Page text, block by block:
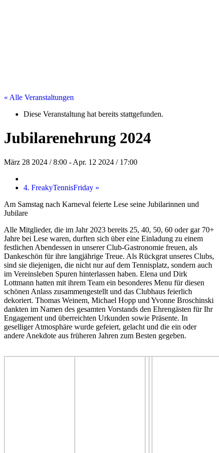
« Alle Veranstaltungen
Diese Veranstaltung hat bereits stattgefunden.
Jubilarenehrung 2024
März 28 2024 / 8:00 - Apr. 12 2024 / 17:00
4. FreakyTennisFriday »
Am Samstag nach Karneval feierte Lese seine Jubilarinnen und
Jubilare
Alle Mitglieder, die im Jahr 2023 bereits 25, 40, 50, 60 oder gar 70+
Jahre bei Lese waren, durften sich über eine Einladung zu einem
festlichen Abendessen in unserer Club-Gastronomie freuen, als
Dankeschön für ihre langjährige Treue. Als Rückgrat unseres Clubs,
sind sie diejenigen, die nicht nur auf dem Tennisplatz, sondern auch
im Vereinsleben Spuren hinterlassen haben. Elena und Dirk
Lottmann hatten mit ihrem Team ein besonderes Menu für diesen
schönen Anlass zusammengestellt und das Clubhaus feierlich
dekoriert. Thomas Weinem, Michael Hopp und Yvonne Broschinski
dankten im Namen des gesamten Vorstands den Ehrengästen für Ihr
Engagement und überreichten Urkunden sowie Präsente. In
geselliger Atmosphäre wurde gefeiert, gelacht und die ein oder
andere Anekdote aus früheren Jahren zum Besten gegeben.